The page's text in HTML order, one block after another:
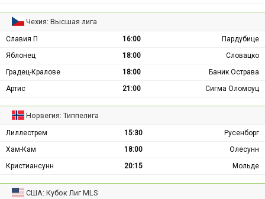
Чехия: Высшая лига
Славия П 16:00
Пардубице
Яблонец
18:00
Словацко
Градец-Кралове
18:00
Баник Острава
Артис
21:00 Сигма Оломоуц
Норвегия: Типпелига
Лиллестрем 15:30
Русенборг
Хам-Кам
18:00
Олесунн
Кристиансунн
20:15 Мольде
США: Кубок Лиг MLS